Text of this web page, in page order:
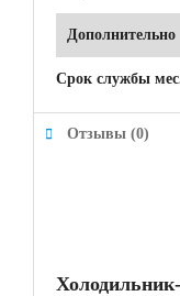
Дополнительно
Срок службы
Отзывы (0)